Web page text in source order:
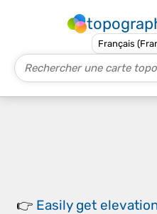
👉 Easily get